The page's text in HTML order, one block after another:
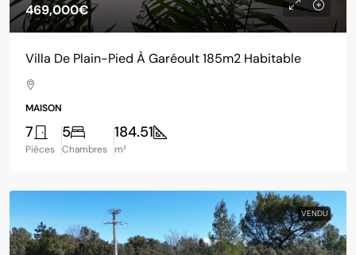
469,000€
Villa De Plain-Pied À Garéoult 185m2 Habitable
MAISON
7
Pièces
5
Chambres
184.51
m²
VENDU